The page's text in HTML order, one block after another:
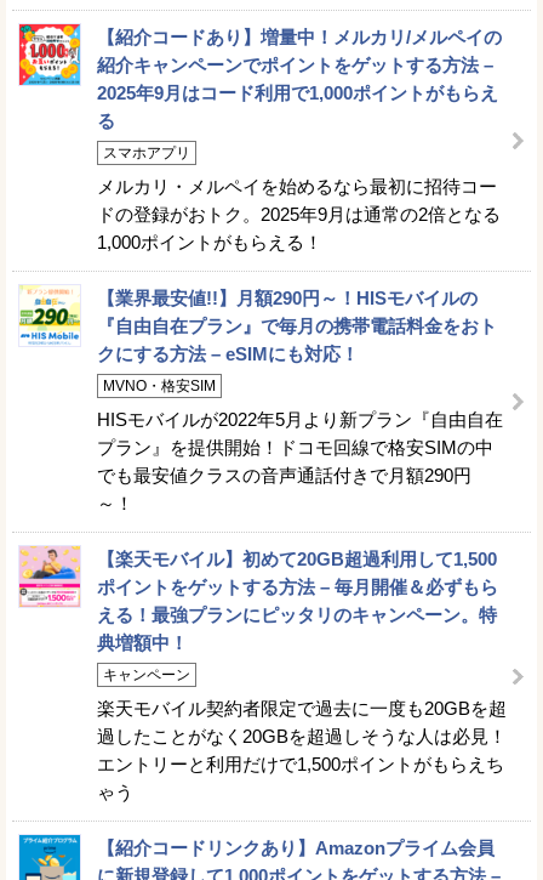
【紹介コードあり】増量中！メルカリ/メルペイの
紹介キャンペーンでポイントをゲットする方法 –
2025年9月はコード利用で1,000ポイントがもらえ
る
スマホアプリ
メルカリ・メルペイを始めるなら最初に招待コー
ドの登録がおトク。2025年9月は通常の2倍となる
1,000ポイントがもらえる！
【業界最安値!!】月額290円～！HISモバイルの
『自由自在プラン』で毎月の携帯電話料金をおト
クにする方法 – eSIMにも対応！
MVNO・格安SIM
HISモバイルが2022年5月より新プラン『自由自在
プラン』を提供開始！ドコモ回線で格安SIMの中
でも最安値クラスの音声通話付きで月額290円
～！
【楽天モバイル】初めて20GB超過利用して1,500
ポイントをゲットする方法 – 毎月開催＆必ずもら
える！最強プランにピッタリのキャンペーン。特
典増額中！
キャンペーン
楽天モバイル契約者限定で過去に一度も20GBを超
過したことがなく20GBを超過しそうな人は必見！
エントリーと利用だけで1,500ポイントがもらえち
ゃう
【紹介コードリンクあり】Amazonプライム会員
に新規登録して1,000ポイントをゲットする方法 –